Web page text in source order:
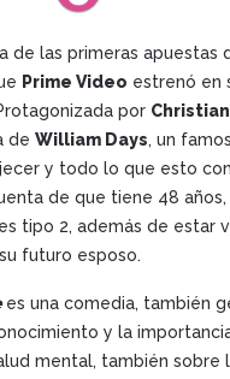
de las primeras apuestas
Prime Video estrenó en
por
de William Days, un
y todo lo que esto
de que tiene 48
tipo 2, además de estar
futuro esposo.
es una comedia, también
y la
mental, también sobre